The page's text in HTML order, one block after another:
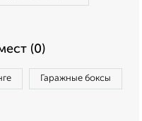
(0)
Гаражные боксы